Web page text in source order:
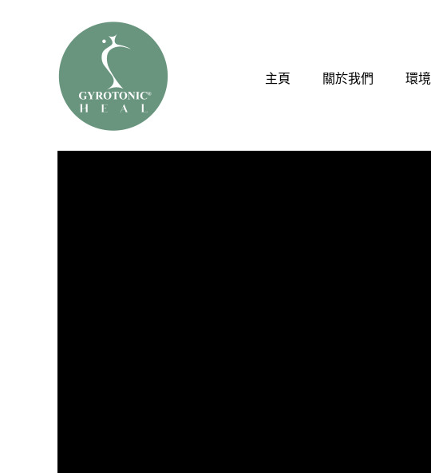
主頁 關於我們 環境